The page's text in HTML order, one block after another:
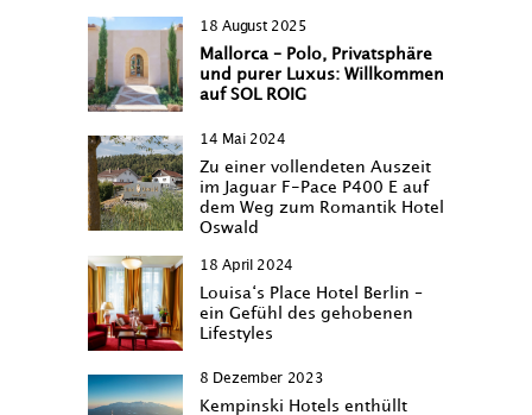
18 August 2025
Mallorca – Polo, Privatsphäre
und purer Luxus: Willkommen
auf SOL ROIG
14 Mai 2024
Zu einer vollendeten Auszeit
im Jaguar F-Pace P400 E auf
dem Weg zum Romantik Hotel
Oswald
18 April 2024
Louisa‘s Place Hotel Berlin –
ein Gefühl des gehobenen
Lifestyles
8 Dezember 2023
Kempinski Hotels enthüllt